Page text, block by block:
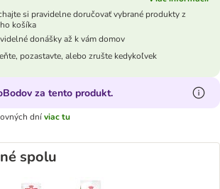
si pravidelne doručovať vybrané produkty z
košíka
donášky až k vám domov
pozastavte, alebo zrušte kedykoľvek
za tento produkt.
dníviac tu
spolu